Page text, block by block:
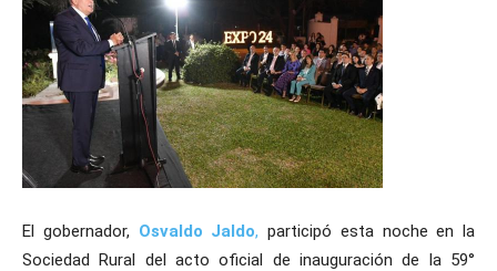
El gobernador, Osvaldo Jaldo, participó esta noche en la
Sociedad Rural del acto oficial de inauguración de la 59°